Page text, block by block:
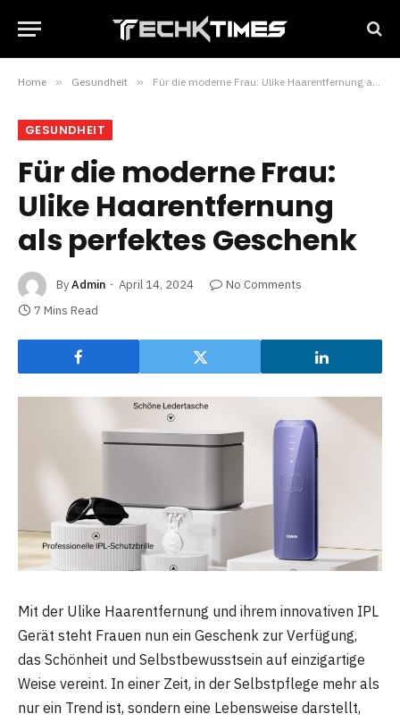
Home » Gesundheit » Für die moderne Frau: Ulike Haarentfernung als perfektes Geschenk
GESUNDHEIT
Für die moderne Frau:
Ulike Haarentfernung
als perfektes Geschenk
ByAdmin April 14, 2024
No Comments
7 Mins Read
Mit der Ulike Haarentfernung und ihrem innovativen IPL
Gerät steht Frauen nun ein Geschenk zur Verfügung,
das Schönheit und Selbstbewusstsein auf einzigartige
Weise vereint. In einer Zeit, in der Selbstpflege mehr als
nur ein Trend ist, sondern eine Lebensweise darstellt,